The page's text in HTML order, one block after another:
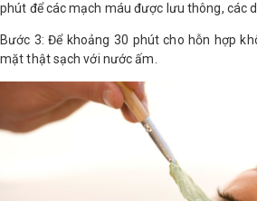
phút để các mạch máu được lưu thông, các
Bước 3: Để khoảng 30 phút cho hỗn hợp
mặt thật sạch với nước ấm.